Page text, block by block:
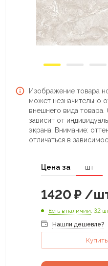
Изображение товара
может незначительно
внешнего вида
зависит от
экрана. Внимание:
отличаться в
Цена за шт
1420 ₽ /
Есть в наличии: 32
Нашли дешевле?